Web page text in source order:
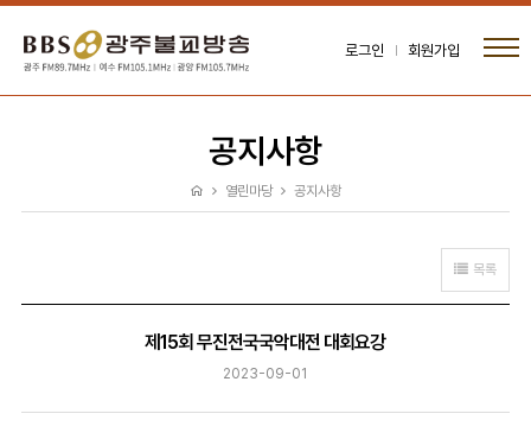
로그인 회원가입
공지사항
열린마당 공지사항
목록
제15회 무진전국국악대전 대회요강
2023-09-01